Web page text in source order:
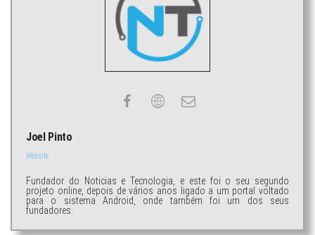
Joel Pinto
Website
Fundador do Noticias e Tecnologia, e este foi o seu segundo
projeto online, depois de vários anos ligado a um portal voltado
para o sistema Android, onde também foi um dos seus
fundadores.